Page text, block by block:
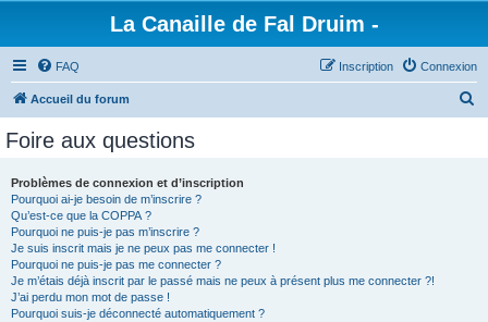
La Canaille de Fal Druim -
FAQ Connexion
Inscription
Accueil du forum
Foire aux questions
Problèmes de connexion et d’inscription
Pourquoi ai-je besoin de m’inscrire ?
Qu’est-ce que la COPPA ?
Pourquoi ne puis-je pas m’inscrire ?
Je suis inscrit mais je ne peux pas me connecter !
Pourquoi ne puis-je pas me connecter ?
Je m’étais déjà inscrit par le passé mais ne peux à présent plus me connecter ?!
J’ai perdu mon mot de passe !
Pourquoi suis-je déconnecté automatiquement ?